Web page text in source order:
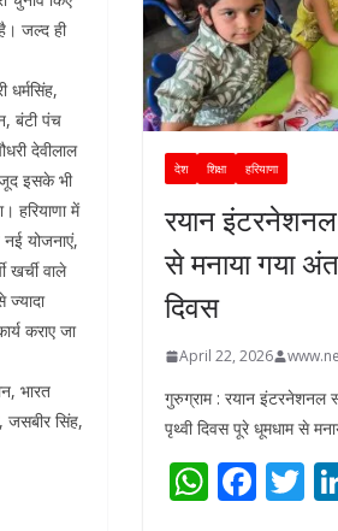
जल्द ही
बंटी पंच
देवीलाल
इसके भी
हरियाणा में
योजनाएं,
खर्ची वाले
कराए जा
भारत
जसबीर सिंह,
देश शिक्षा हरियाणा
रयान
से मनाया गया
दिवस
April 22, 2026
गुरुग्राम : रयान इंटरनेशनल
पृथ्वी दिवस पूरे धूमधाम से
W F T